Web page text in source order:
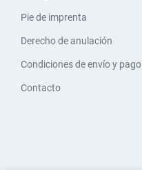
Pie de imprenta
Derecho de anulación
Condiciones de envío y pago
Contacto